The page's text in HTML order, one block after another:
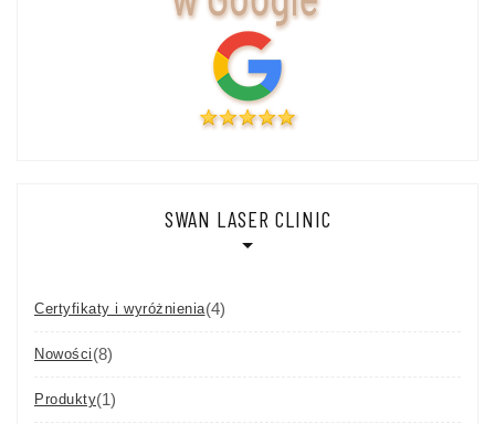
SWAN LASER CLINIC
Certyfikaty i wyróżnienia(4)
Nowości (8)
Produkty(1)